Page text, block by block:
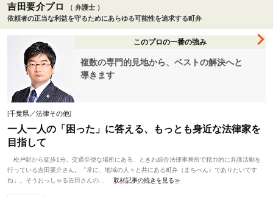
吉田要介プロ
（ 弁護士 ）
依頼者の正当な利益を守るためにあらゆる可能性を追求する町弁
このプロの一番の強み
複数の専門的見地から、ベストの解決へと
導きます
[千葉県／法律その他]
一人一人の「困った」に答える、もっとも身近な法律家を
目指して
松戸駅から徒歩1分。交通至便な場所にある、ときわ綜合法律事務所で精力的に弁護活動を
行っている吉田要介さん。「常に、地域の人々と共にある町弁（まちべん）でありたいです
ね」。そうおっしゃる吉田さんの...
取材記事の続きを見る≫